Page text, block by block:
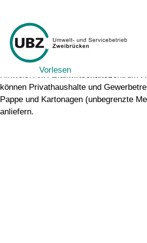
Vorlesen
Hinweis: Am Abfallwirtschaftszentrum
können Privathaushalte und
Pappe und Kartonagen (unbegrenzte
anliefern.